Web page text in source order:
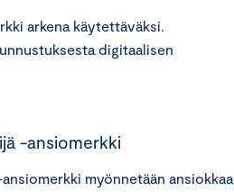
arkena käytettäväksi.
digitaalisen
-ansiomerkki
myönnetään